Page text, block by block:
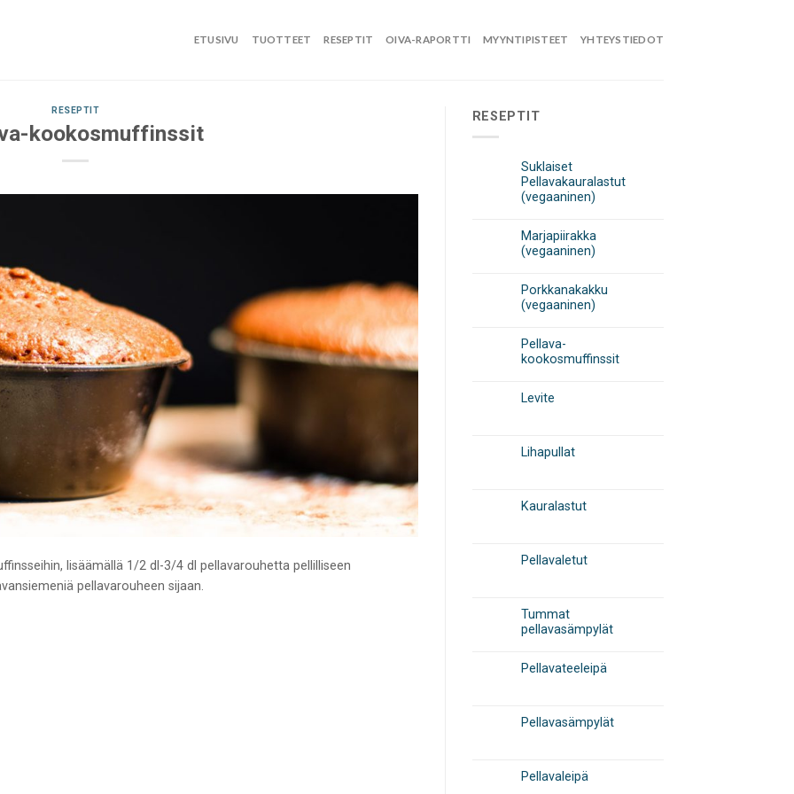
ETUSIVU TUOTTEET RESEPTIT OIVA-RAPORTTI MYYNTIPISTEET YHTEYSTIEDOT
RESEPTIT
kookosmuffinssit
lisäämällä 1/2 dl-3/4 dl pellavarouhetta pellilliseen
pellavarouheen sijaan.
RESEPTIT
Suklaiset
Pellavakauralastut
(vegaaninen)
Marjapiirakka
(vegaaninen)
Porkkanakakku
(vegaaninen)
Pellava-
kookosmuffinssit
Levite
Lihapullat
Kauralastut
Pellavaletut
Tummat
pellavasämpylät
Pellavateeleipä
Pellavasämpylät
Pellavaleipä